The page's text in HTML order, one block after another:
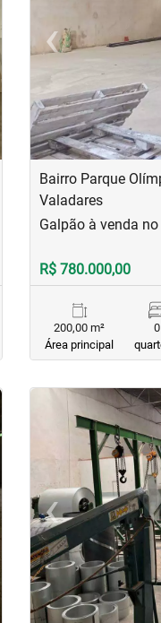
‹Previous
Bairro Parque
Valadares
Galpão à venda
R$ 780.000,00
200,00 m²
Área principal
0
‹Previous